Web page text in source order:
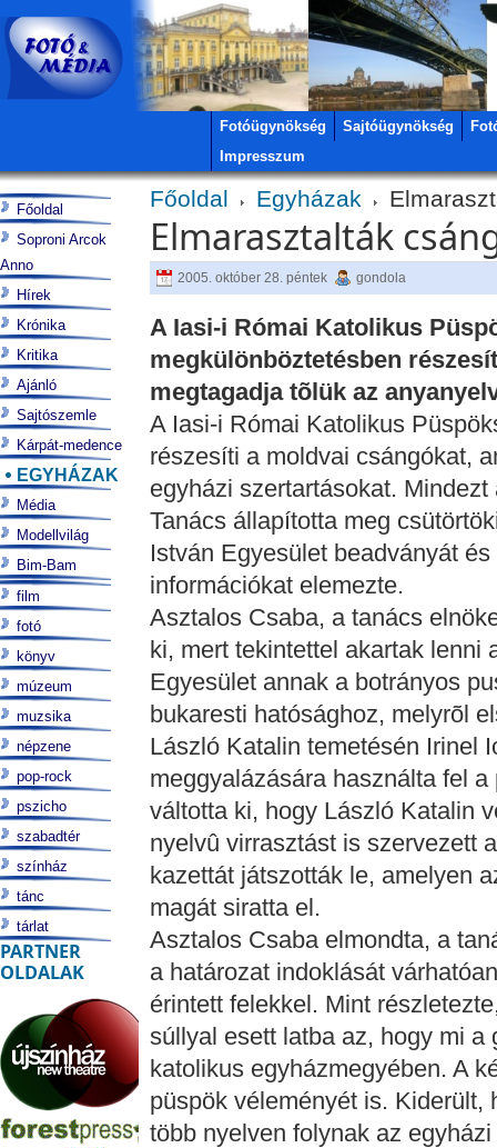
Fotóügynökség Sajtóügynökség
Impresszum
Főoldal Egyházak
Elmarasztalták
2005. október 28. péntek gondola
A Iasi-i Római Katolikus
megkülönböztetésben
megtagadja tõlük az
A Iasi-i Római Katolikus
részesíti a moldvai csángókat,
egyházi szertartásokat.
Tanács állapította meg
István Egyesület beadványát
információkat elemezte.
Asztalos Csaba, a tanács
ki, mert tekintettel akartak lenni
Egyesület annak a botrányos
bukaresti hatósághoz, melyrõl
László Katalin temetésén Irinel
meggyalázására használta fel
váltotta ki, hogy László Katalin
nyelvû virrasztást is szervezett
kazettát játszották le, amelyen
magát siratta el.
Asztalos Csaba elmondta, a
a határozat indoklását
érintett felekkel. Mint
súllyal esett latba az, hogy mi a
katolikus egyházmegyében. A
püspök véleményét is. Kiderült,
több nyelven folynak az
Főoldal
Soproni Arcok
Anno
Hírek
Krónika
Kritika
Ajánló
Sajtószemle
Kárpát-medence
EGYHÁZAK
Média
Modellvilág
Bim-Bam
film
fotó
könyv
múzeum
muzsika
népzene
pop-rock
pszicho
szabadtér
színház
tánc
tárlat
PARTNER
OLDALAK